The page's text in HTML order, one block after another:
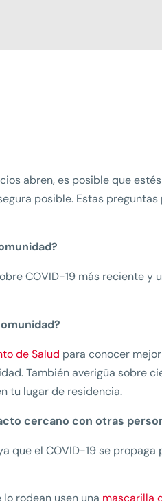
abren, es posible que
posible. Estas
COVID-19 más reciente y
de Salud para conocer
También averigüa sobre
tu lugar de residencia.
cercano con otras
que el COVID-19 se
rodean usen una mascarilla